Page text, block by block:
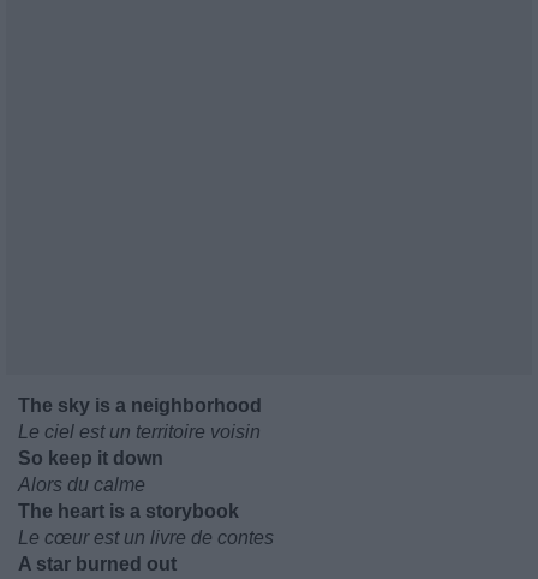
The sky is a neighborhood
Le ciel est un territoire voisin
So keep it down
Alors du calme
The heart is a storybook
Le cœur est un livre de contes
A star burned out